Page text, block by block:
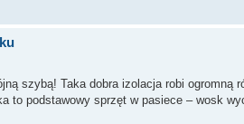
szybą! Taka dobra izolacja robi
to podstawowy sprzęt w pasiece – wosk